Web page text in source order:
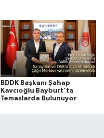
BDDK Başkanı Şahap
Kavcıoğlu Bayburt’ta
Temaslarda Bulunuyor